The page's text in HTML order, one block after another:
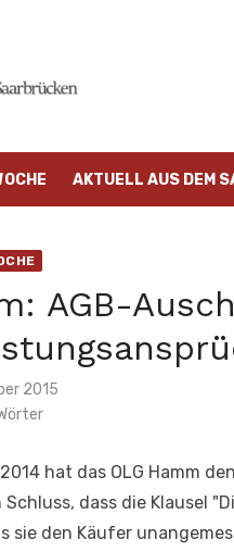
AKTUELL AUS DEM
AGB-
2015
hat das OLG Hamm
Schluss, dass die Klausel
sie den Käufer